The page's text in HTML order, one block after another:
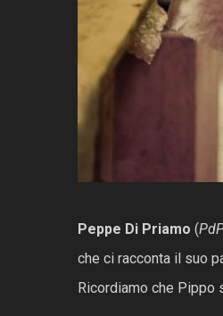
Peppe Di Priamo (
che ci racconta il suo
Ricordiamo che Pippo